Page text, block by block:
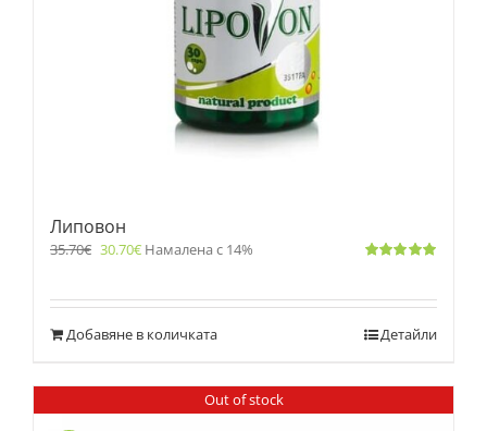
Липовон
35.70€ 30.70€ Намалена с 14%
Добавяне в количката Детайли
Out of stock